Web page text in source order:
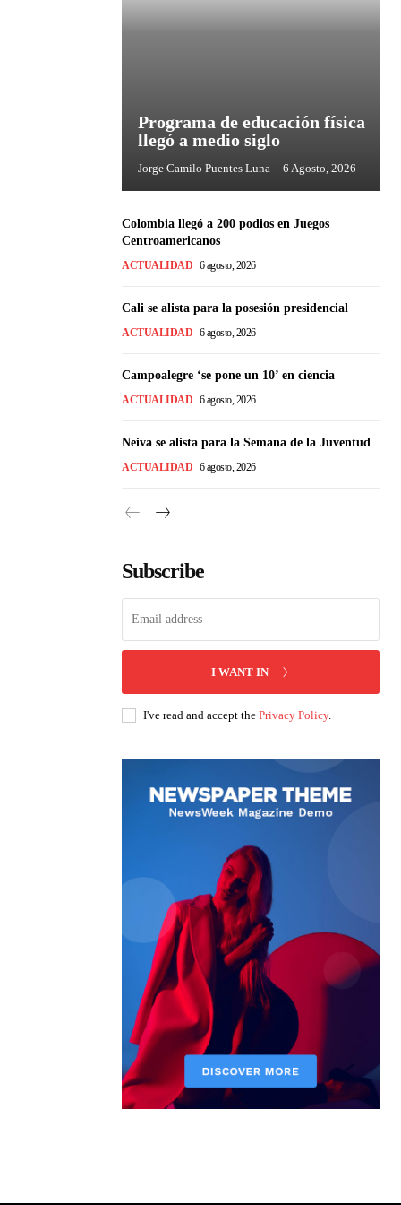
Programa de educación física
llegó a medio siglo
Jorge Camilo Puentes Luna - 6 Agosto, 2026
Colombia llegó a 200 podios en Juegos
Centroamericanos
ACTUALIDAD 6 agosto, 2026
Cali se alista para la posesión presidencial
ACTUALIDAD 6 agosto, 2026
Campoalegre ‘se pone un 10’ en ciencia
ACTUALIDAD 6 agosto, 2026
Neiva se alista para la Semana de la Juventud
ACTUALIDAD 6 agosto, 2026
Subscribe
I WANT IN
I've read and accept the Privacy Policy.